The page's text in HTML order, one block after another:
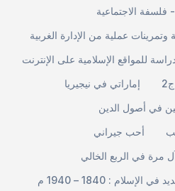
فلسفة الاجتماعية
عملية من الإدارة الغربية
للمواقع الإسلامية على الإنترنت
إماراتي في نيجيريا
في أصول الدين
أحب جيراني
آل مرة في الربع الخالي
الإسلام : 1840 – 1940 م